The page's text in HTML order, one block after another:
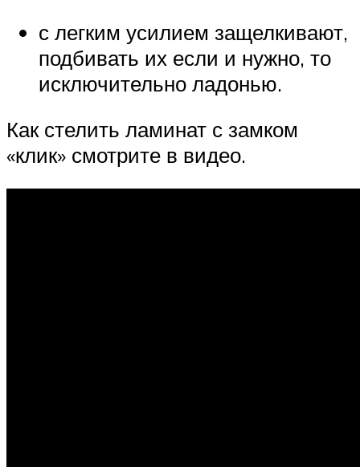
с легким усилием защелкивают,
подбивать их если и нужно, то
исключительно ладонью.
Как стелить ламинат с замком
«клик» смотрите в видео.